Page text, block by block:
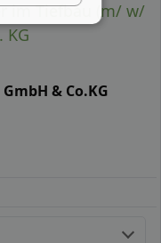
im Tiefbau (m/ w/
KG
& Co.KG